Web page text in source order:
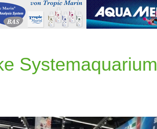
Systemaquarium